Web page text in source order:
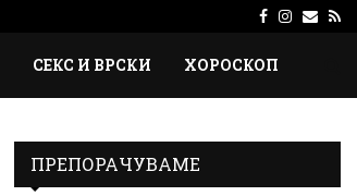
Facebook
СЕКС И ВРСКИ ХОРОСКОП
ПРЕПОРАЧУВАМЕ